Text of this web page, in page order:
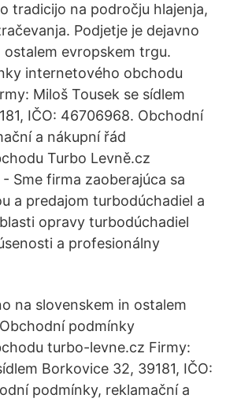
tradicijo na področju hlajenja,
Podjetje je dejavno
ostalem evropskem trgu.
internetového obchodu
Miloš Tousek se sídlem
IČO: 46706968. Obchodní
a nákupní řád
Turbo Levně.cz
Sme firma zaoberajúca sa
a predajom turbodúchadiel a
opravy turbodúchadiel
a profesionálny
na slovenskem in ostalem
podmínky
turbo-levne.cz Firmy:
Borkovice 32, 39181, IČO:
podmínky, reklamační a